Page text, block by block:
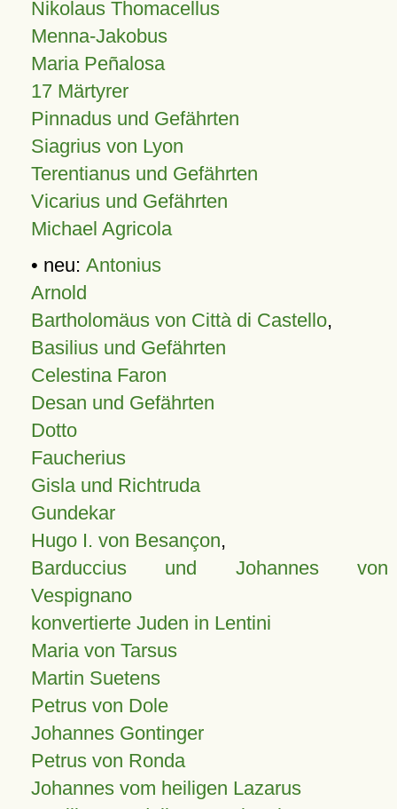
Nikolaus Thomacellus
Menna-Jakobus
Maria Peñalosa
17 Märtyrer
Pinnadus und Gefährten
Siagrius von Lyon
Terentianus und Gefährten
Vicarius und Gefährten
Michael Agricola
• neu: Antonius
Arnold
Bartholomäus von Città di Castello,
Basilius und Gefährten
Celestina Faron
Desan und Gefährten
Dotto
Faucherius
Gisla und Richtruda
Gundekar
Hugo I. von Besançon,
Barduccius und Johannes von
Vespignano
konvertierte Juden in Lentini
Maria von Tarsus
Martin Suetens
Petrus von Dole
Johannes Gontinger
Petrus von Ronda
Johannes vom heiligen Lazarus